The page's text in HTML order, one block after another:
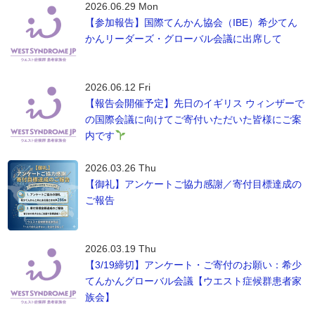
2026.06.29 Mon
【参加報告】国際てんかん協会（IBE）希少てん
かんリーダーズ・グローバル会議に出席して
2026.06.12 Fri
【報告会開催予定】先日のイギリス ウィンザーで
の国際会議に向けてご寄付いただいた皆様にご案
内です
2026.03.26 Thu
【御礼】アンケートご協力感謝／寄付目標達成の
ご報告
2026.03.19 Thu
【3/19締切】アンケート・ご寄付のお願い：希少
てんかんグローバル会議【ウエスト症候群患者家
族会】